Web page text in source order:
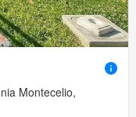
Montecelio,